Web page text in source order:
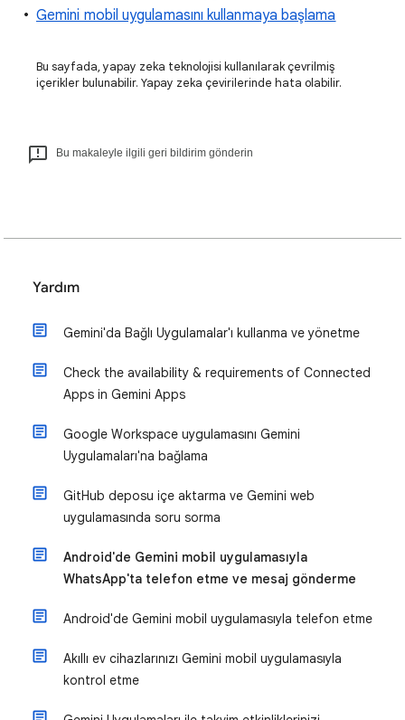
Gemini mobil uygulamasını kullanmaya başlama
Bu sayfada, yapay zeka teknolojisi kullanılarak çevrilmiş
içerikler bulunabilir. Yapay zeka çevirilerinde hata olabilir.
Bu makaleyle ilgili geri bildirim gönderin
Yardım
Gemini'da Bağlı Uygulamalar'ı kullanma ve yönetme
Check the availability & requirements of Connected
Apps in Gemini Apps
Google Workspace uygulamasını Gemini
Uygulamaları'na bağlama
GitHub deposu içe aktarma ve Gemini web
uygulamasında soru sorma
Android'de Gemini mobil uygulamasıyla
WhatsApp'ta telefon etme ve mesaj gönderme
Android'de Gemini mobil uygulamasıyla telefon etme
Akıllı ev cihazlarınızı Gemini mobil uygulamasıyla
kontrol etme